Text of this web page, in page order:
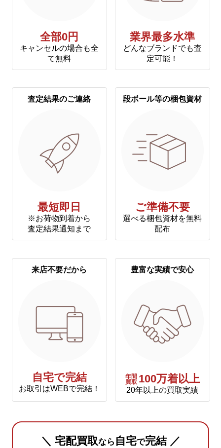
全部0円
キャンセルの場合も全
て無料
業界最多水準
どんなブランドでも査
定可能！
査定結果のご連絡
最短即日
※お荷物到着から
査定結果通知まで
段ボール等の梱包資材
ご準備不要
選べる梱包資材を無料
配布
来店不要だから
自宅で完結
お取引はWEBで完結！
豊富な実績で安心
年間
買取 100万着以上
20年以上の買取実績
＼ 宅配買取なら 自宅で完結 ／